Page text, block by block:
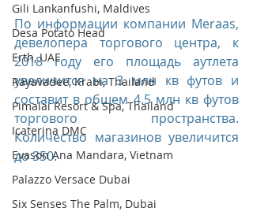
Gili Lankanfushi, Maldives
Desa Potato Head
Erth, UAE
Rayavadee, Krabi, Thailand
Pimalai Resort & Spa, Thailand
Icaterina DMC
Evason Ana Mandara, Vietnam
Palazzo Versace Dubai
Six Senses The Palm, Dubai
По информации компании Meraas,
девелопера торгового центра, к
2018 году его площадь аутлета
увеличится на 3 млн кв футов и
составит в общем 4.5 млн кв футов
торгового пространства.
Количество магазинов увеличится
до 350.